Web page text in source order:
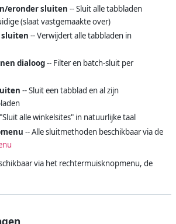
eronder sluiten -- Sluit alle tabbladen
(slaat vastgemaakte over)
sluiten -- Verwijdert alle tabbladen in
dialoog-- Filter en batch-sluit per
-- Sluit een tabblad en al zijn
alle winkelsites" in natuurlijke taal
-- Alle sluitmethoden beschikbaar via de
via het rechtermuisknopmenu, de